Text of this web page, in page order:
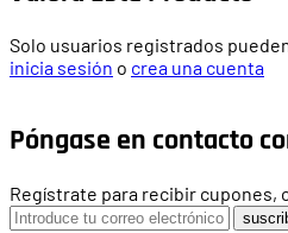
Solo usuarios registrados
inicia sesión o crea una cuenta
Póngase en contacto
Regístrate para recibir cupones,